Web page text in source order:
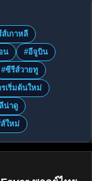
เกาหลี
น
#อีจูบิน
#ซีรีส์วายทู
เริ่มต้นใหม่
น่าดู
ใหม่